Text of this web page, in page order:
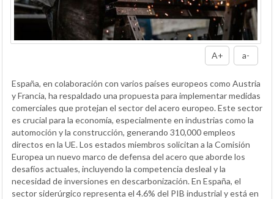
A+ a-
España, en colaboración con varios países europeos como Austria
y Francia, ha respaldado una propuesta para implementar medidas
comerciales que protejan el sector del acero europeo. Este sector
es crucial para la economía, especialmente en industrias como la
automoción y la construcción, generando 310,000 empleos
directos en la UE. Los estados miembros solicitan a la Comisión
Europea un nuevo marco de defensa del acero que aborde los
desafíos actuales, incluyendo la competencia desleal y la
necesidad de inversiones en descarbonización. En España, el
sector siderúrgico representa el 4.6% del PIB industrial y está en